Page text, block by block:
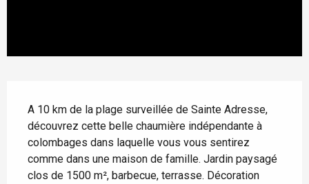
A 10 km de la plage surveillée de Sainte Adresse,
découvrez cette belle chaumière indépendante à
colombages dans laquelle vous vous sentirez
comme dans une maison de famille. Jardin paysagé
clos de 1500 m², barbecue, terrasse. Décoration